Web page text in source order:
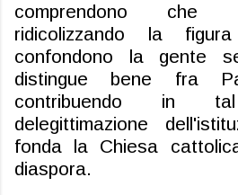
comprendono che
ridicolizzando la
confondono la gente
distingue bene fra
contribuendo in
delegittimazione
fonda la Chiesa
diaspora.